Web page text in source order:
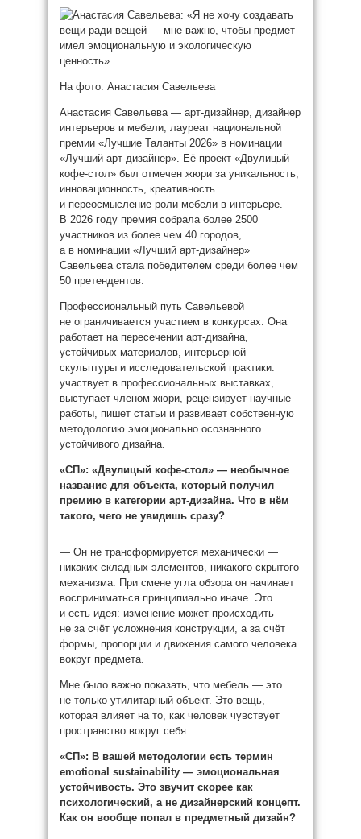
На фото: Анастасия Савельева
Анастасия Савельева — арт-дизайнер, дизайнер
интерьеров и мебели, лауреат национальной
премии «Лучшие Таланты 2026» в номинации
«Лучший арт-дизайнер». Её проект «Двулицый
кофе-стол» был отмечен жюри за уникальность,
инновационность, креативность
и переосмысление роли мебели в интерьере.
В 2026 году премия собрала более 2500
участников из более чем 40 городов,
а в номинации «Лучший арт-дизайнер»
Савельева стала победителем среди более чем
50 претендентов.
Профессиональный путь Савельевой
не ограничивается участием в конкурсах. Она
работает на пересечении арт-дизайна,
устойчивых материалов, интерьерной
скульптуры и исследовательской практики:
участвует в профессиональных выставках,
выступает членом жюри, рецензирует научные
работы, пишет статьи и развивает собственную
методологию эмоционально осознанного
устойчивого дизайна.
«СП»: «Двулицый кофе-стол» — необычное
название для объекта, который получил
премию в категории арт-дизайна. Что в нём
такого, чего не увидишь сразу?
— Он не трансформируется механически —
никаких складных элементов, никакого скрытого
механизма. При смене угла обзора он начинает
восприниматься принципиально иначе. Это
и есть идея: изменение может происходить
не за счёт усложнения конструкции, а за счёт
формы, пропорции и движения самого человека
вокруг предмета.
Мне было важно показать, что мебель — это
не только утилитарный объект. Это вещь,
которая влияет на то, как человек чувствует
пространство вокруг себя.
«СП»: В вашей методологии есть термин
emotional sustainability — эмоциональная
устойчивость. Это звучит скорее как
психологический, а не дизайнерский концепт.
Как он вообще попал в предметный дизайн?